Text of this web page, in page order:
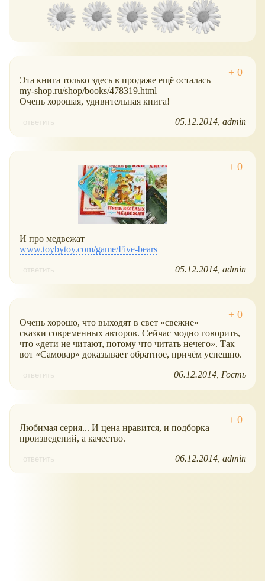
Эта книга только здесь в продаже ещё осталась
my-shop.ru/shop/books/478319.html
Очень хорошая, удивительная книга!
ответить 05.12.2014 admin
И про медвежат
www.toybytoy.com/game/Five-bears
ответить 05.12.2014 admin
Очень хорошо, что выходят в свет
свежие
сказки современных авторов. Сейчас модно говорить,
что
дети не читают, потому что читать нечего . Так
вот
Самовар доказывает обратное, причём успешно.
ответить 06.12.2014 Гость
Любимая серия... И цена нравится, и подборка
произведений, а качество.
ответить 06.12.2014 admin